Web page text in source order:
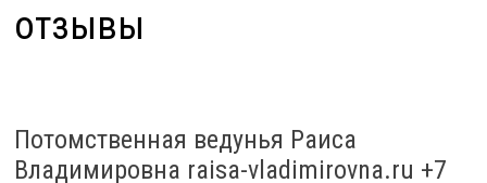
отзывы
Потомственная ведунья Раиса
Владимировна raisa-vladimirovna.ru +7